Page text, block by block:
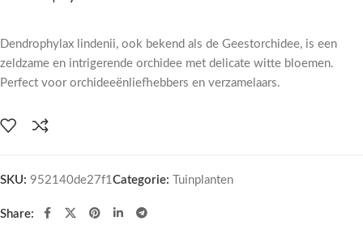
Dendrophylax lindenii, ook bekend als de Geestorchidee, is een
zeldzame en intrigerende orchidee met delicate witte bloemen.
Perfect voor orchideeënliefhebbers en verzamelaars.
SKU: 952140de27f1Categorie: Tuinplanten
Share: